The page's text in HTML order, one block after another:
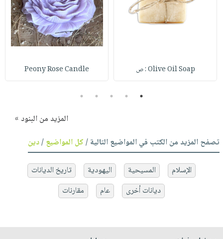
Olive Oil Soap : ص Peony Rose Candle
1
2
3
4
5
المزيد من البنود »
تصفح المزيد من الكتب في المواضيع التالية /كل المواضيع/دين
الإسلام المسيحية اليهودية
تاريخ الديانات
ديانات أخرى
عام مقارنات